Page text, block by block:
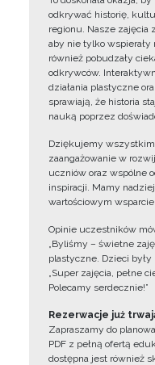
odkrywać historię,
regionu. Nasze zajęcia
aby nie tylko wspierały
również pobudzały
odkrywców.
działania plastyczne
sprawiają, że historia
nauką poprzez
Dziękujemy
zaangażowanie w
uczniów oraz wspólne
inspiracji. Mamy
wartościowym
Opinie uczestników
„Byliśmy – świetne
plastyczne. Dzieci
„Super zajęcia, pełne
Polecamy serdecznie!”
Rezerwacje już
Zapraszamy do
PDF z pełną ofertą
dostępna jest również